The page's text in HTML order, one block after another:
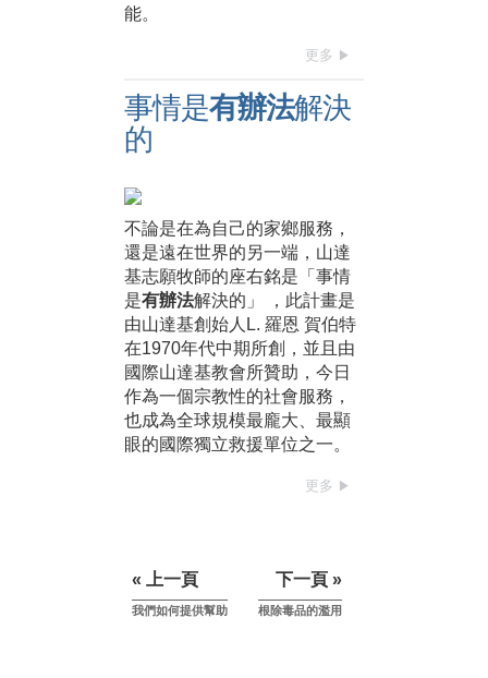
能。
更多
事情是有辦法解決
的
不論是在為自己的家鄉服務，
還是遠在世界的另一端，山達
基志願牧師的座右銘是「事情
是有辦法解決的」 ，此計畫是
由山達基創始人L. 羅恩 賀伯特
在1970年代中期所創，並且由
國際山達基教會所贊助，今日
作為一個宗教性的社會服務，
也成為全球規模最龐大、最顯
眼的國際獨立救援單位之一。
更多
« 上一頁
我們如何提供幫助
下一頁 »
根除毒品的濫用